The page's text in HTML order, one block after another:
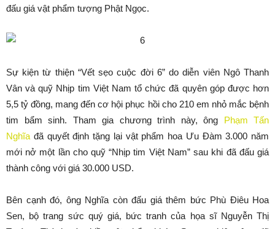
đấu giá vật phẩm tượng Phật Ngọc.
Sự kiện từ thiện “Vết sẹo cuộc đời 6” do diễn viên Ngô Thanh
Vân và quỹ Nhịp tim Việt Nam tổ chức đã quyên góp được hơn
5,5 tỷ đồng, mang đến cơ hội phục hồi cho 210 em nhỏ mắc bệnh
tim bẩm sinh. Tham gia chương trình này, ông Phạm Tấn
Nghĩa đã quyết định tặng lại vật phẩm hoa Ưu Đàm 3.000 năm
mới nở một lần cho quỹ “Nhịp tim Việt Nam” sau khi đã đấu giá
thành công với giá 30.000 USD.
Bên cạnh đó, ông Nghĩa còn đấu giá thêm bức Phù Điêu Hoa
Sen, bộ trang sức quý giá, bức tranh của họa sĩ Nguyễn Thị